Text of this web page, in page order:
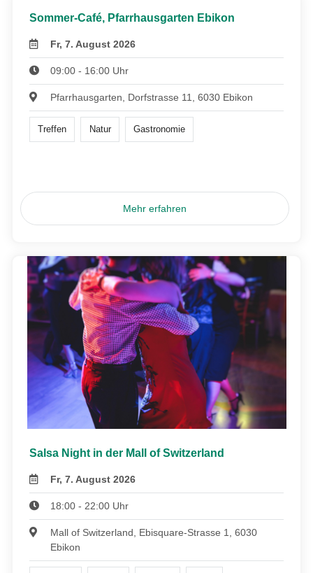
Sommer-Café, Pfarrhausgarten Ebikon
Fr, 7. August 2026
09:00 - 16:00 Uhr
Pfarrhausgarten, Dorfstrasse 11, 6030 Ebikon
Treffen Natur Gastronomie
Mehr erfahren
Salsa Night in der Mall of Switzerland
Fr, 7. August 2026
18:00 - 22:00 Uhr
Mall of Switzerland, Ebisquare-Strasse 1, 6030
Ebikon